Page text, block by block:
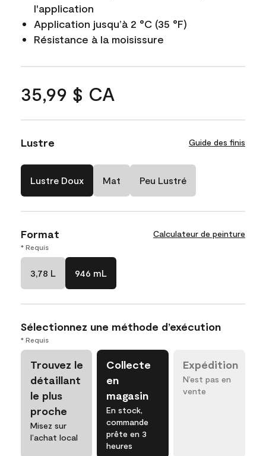
l'application
Application jusqu’à 2 °C (35 °F)
Résistance à la moisissure
35,99 $ CA
Lustre Guide des finis
Lustre Doux Mat Peu Lustré
Format Calculateur de peinture
* Requis
3,78 L 946 mL
Sélectionnez une méthode d’exécution
* Requis
Trouvez le
détaillant
le plus
proche
Misez sur
l’achat local
Collecte
en
magasin
En stock,
commande
prête en 3
heures
Expédition
N’est pas en
vente